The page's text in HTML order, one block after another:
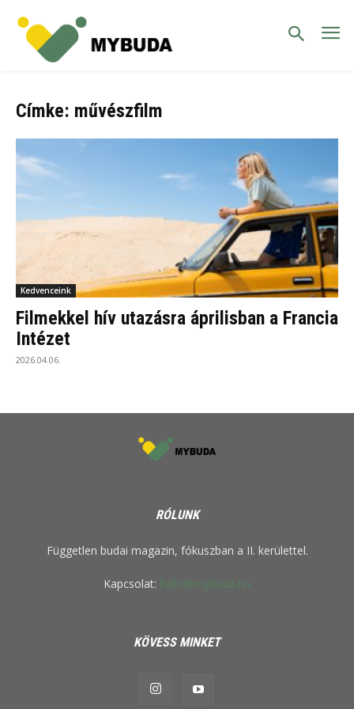
Címke: művészfilm
Kedvenceink
Filmekkel hív utazásra áprilisban a Francia
Intézet
2026.04.06.
RÓLUNK
Független budai magazin, fókuszban a II. kerülettel.
Kapcsolat: hello@mybuda.hu
KÖVESS MINKET